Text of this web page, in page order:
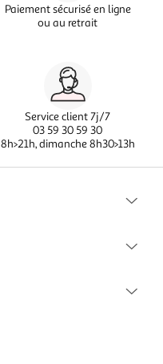
Paiement sécurisé en ligne
ou au retrait
Service client 7j/7
03 59 30 59 30
8h>21h, dimanche 8h30>13h